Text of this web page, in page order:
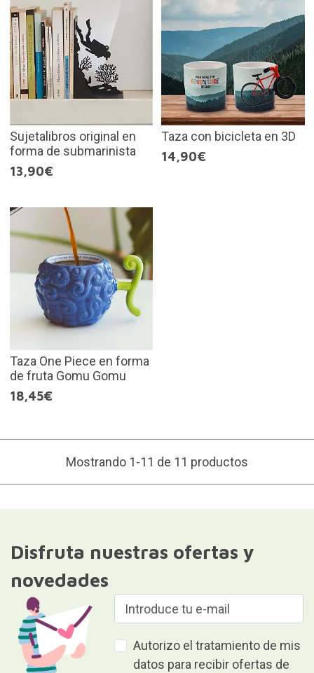
Sujetalibros original en
forma de submarinista
13,90€
Taza con bicicleta en 3D
14,90€
Taza One Piece en forma
de fruta Gomu Gomu
18,45€
Mostrando 1-11 de 11 productos
Disfruta nuestras ofertas y
novedades
Autorizo el tratamiento de mis
datos para recibir ofertas de